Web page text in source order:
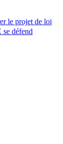
le projet de loi
se défend